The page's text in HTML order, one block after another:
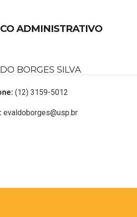
ADMINISTRATIVO
BORGES SILVA
(12) 3159-5012
evaldoborges@usp.br